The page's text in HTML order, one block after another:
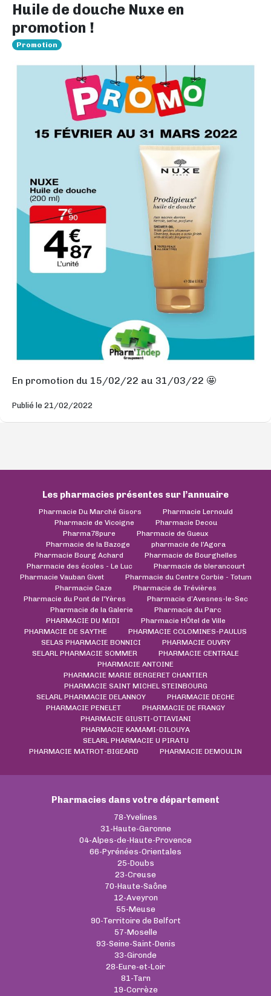
Huile de douche Nuxe en
promotion !
Promotion
En promotion du 15/02/22 au 31/03/22 🤩
Publié le 21/02/2022
Les pharmacies présentes sur l’annuaire
Pharmacie Du Marché Gisors
Pharmacie Lernould
Pharmacie de Vicoigne
Pharmacie Decou
Pharma78pure
Pharmacie de Gueux
Pharmacie de la Bazoge
pharmacie de l'Agora
Pharmacie Bourg Achard
Pharmacie de Bourghelles
Pharmacie des écoles - Le Luc
Pharmacie de blerancourt
Pharmacie Vauban Givet
Pharmacie du Centre Corbie - Totum
Pharmacie Caze
Pharmacie de Trévières
Pharmacie du Pont de l'Yères
Pharmacie d’Avesnes-le-Sec
Pharmacie de la Galerie
Pharmacie du Parc
PHARMACIE DU MIDI
Pharmacie HÔtel de Ville
PHARMACIE DE SAYTHE
PHARMACIE COLOMINES-PAULUS
SELAS PHARMACIE BONNICI
PHARMACIE OUVRY
SELARL PHARMACIE SOMMER
PHARMACIE CENTRALE
PHARMACIE ANTOINE
PHARMACIE MARIE BERGERET CHANTIER
PHARMACIE SAINT MICHEL STEINBOURG
SELARL PHARMACIE DELANNOY
PHARMACIE DECHE
PHARMACIE PENELET
PHARMACIE DE FRANGY
PHARMACIE GIUSTI-OTTAVIANI
PHARMACIE KAMAMI-DILOUYA
SELARL PHARMACIE U PIRATU
PHARMACIE MATROT-BIGEARD
PHARMACIE DEMOULIN
Pharmacies dans votre département
78-Yvelines
31-Haute-Garonne
04-Alpes-de-Haute-Provence
66-Pyrénées-Orientales
25-Doubs
23-Creuse
70-Haute-Saône
12-Aveyron
55-Meuse
90-Territoire de Belfort
57-Moselle
93-Seine-Saint-Denis
33-Gironde
28-Eure-et-Loir
81-Tarn
19-Corrèze